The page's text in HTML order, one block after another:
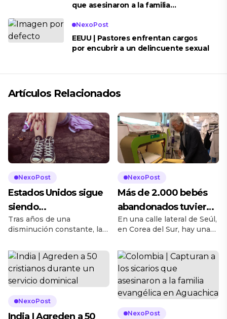
que asesinaron a la familia
NexoPost
EEUU | Pastores enfrentan cargos
por encubrir a un delincuente sexual
Artículos Relacionados
NexoPost
Estados Unidos sigue
siendo
abrumadoramente
espiritual
Tras años de una
disminución constante, la
estadounidenses que se
identifica como cristianos
muestra signos de
estabilización según la
encuesta de 2023 y 2024
del Pew Research Center
divulgada esta semana. El
NexoPost
Más de 2.000 bebés
abandonados tuvieron
una segunda
oportunidad gracias a
la ‘Baby Box’
En una calle lateral de Seúl,
en Corea del Sur, hay una
en la pared de un edificio,
un espacio que permanece
cálido e iluminado las 24
horas del día para ser usado
como un receptor de
recién nacidos y así poder
salvar sus vidas. Este
NexoPost
India | Agreden a 50
NexoPost